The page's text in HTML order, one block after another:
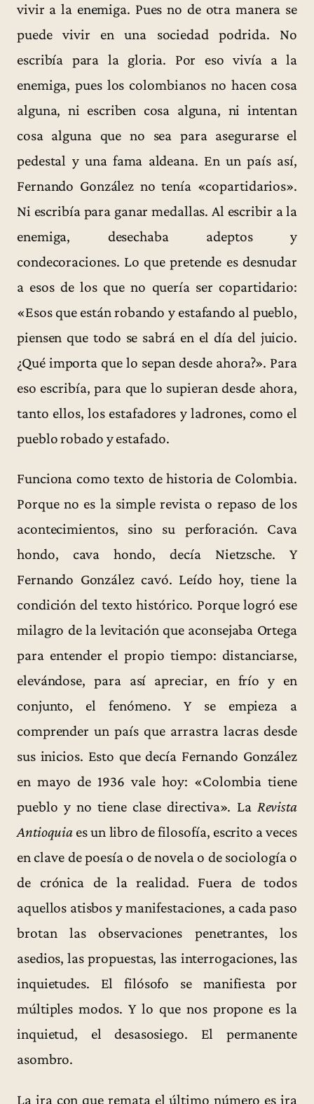
vivir a la enemiga. Pues no de otra manera se
puede vivir en una sociedad podrida. No
escribía para la gloria. Por eso vivía a la
enemiga, pues los colombianos no hacen cosa
alguna, ni escriben cosa alguna, ni intentan
cosa alguna que no sea para asegurarse el
pedestal y una fama aldeana. En un país así,
Fernando González no tenía «copartidarios».
Ni escribía para ganar medallas. Al escribir a la
enemiga, desechaba adeptos y
condecoraciones. Lo que pretende es desnudar
a esos de los que no quería ser copartidario:
«Esos que están robando y estafando al pueblo,
piensen que todo se sabrá en el día del juicio.
¿Qué importa que lo sepan desde ahora?». Para
eso escribía, para que lo supieran desde ahora,
tanto ellos, los estafadores y ladrones, como el
pueblo robado y estafado.
Funciona como texto de historia de Colombia.
Porque no es la simple revista o repaso de los
acontecimientos, sino su perforación. Cava
hondo, cava hondo, decía Nietzsche. Y
Fernando González cavó. Leído hoy, tiene la
condición del texto histórico. Porque logró ese
milagro de la levitación que aconsejaba Ortega
para entender el propio tiempo: distanciarse,
elevándose, para así apreciar, en frío y en
conjunto, el fenómeno. Y se empieza a
comprender un país que arrastra lacras desde
sus inicios. Esto que decía Fernando González
en mayo de 1936 vale hoy: «Colombia tiene
pueblo y no tiene clase directiva». La Revista
Antioquia es un libro de filosofía, escrito a veces
en clave de poesía o de novela o de sociología o
de crónica de la realidad. Fuera de todos
aquellos atisbos y manifestaciones, a cada paso
brotan las observaciones penetrantes, los
asedios, las propuestas, las interrogaciones, las
inquietudes. El filósofo se manifiesta por
múltiples modos. Y lo que nos propone es la
inquietud, el desasosiego. El permanente
asombro.
La ira con que remata el último número es ira